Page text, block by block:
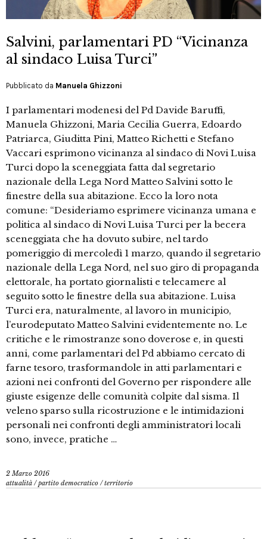
Salvini, parlamentari PD “Vicinanza
al sindaco Luisa Turci”
Pubblicato da Manuela Ghizzoni
I parlamentari modenesi del Pd Davide Baruffi,
Manuela Ghizzoni, Maria Cecilia Guerra, Edoardo
Patriarca, Giuditta Pini, Matteo Richetti e Stefano
Vaccari esprimono vicinanza al sindaco di Novi Luisa
Turci dopo la sceneggiata fatta dal segretario
nazionale della Lega Nord Matteo Salvini sotto le
finestre della sua abitazione. Ecco la loro nota
comune: “Desideriamo esprimere vicinanza umana e
politica al sindaco di Novi Luisa Turci per la becera
sceneggiata che ha dovuto subire, nel tardo
pomeriggio di mercoledì 1 marzo, quando il segretario
nazionale della Lega Nord, nel suo giro di propaganda
elettorale, ha portato giornalisti e telecamere al
seguito sotto le finestre della sua abitazione. Luisa
Turci era, naturalmente, al lavoro in municipio,
l’eurodeputato Matteo Salvini evidentemente no. Le
critiche e le rimostranze sono doverose e, in questi
anni, come parlamentari del Pd abbiamo cercato di
farne tesoro, trasformandole in atti parlamentari e
azioni nei confronti del Governo per rispondere alle
giuste esigenze delle comunità colpite dal sisma. Il
veleno sparso sulla ricostruzione e le intimidazioni
personali nei confronti degli amministratori locali
sono, invece, pratiche …
2 Marzo 2016
attualità /partito democratico /territorio